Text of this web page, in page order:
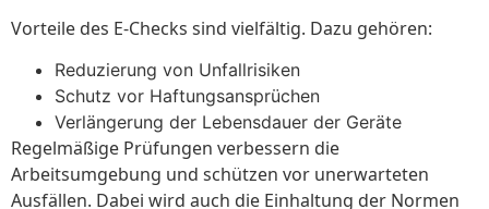
Vorteile des E-Checks sind vielfältig. Dazu gehören:
Reduzierung von Unfallrisiken
Schutz vor Haftungsansprüchen
Verlängerung der Lebensdauer der Geräte
Regelmäßige Prüfungen verbessern die
Arbeitsumgebung und schützen vor unerwarteten
Ausfällen. Dabei wird auch die Einhaltung der Normen